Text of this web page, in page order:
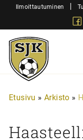
SiirryIlmoittautuminen |
Sjk-
Juniorit
Etusivu » Arkisto »